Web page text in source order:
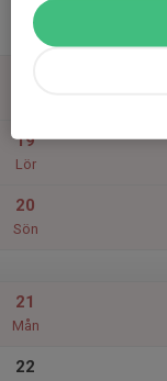
17
Tor
19
Lör
20
Sön
21
Mån
22